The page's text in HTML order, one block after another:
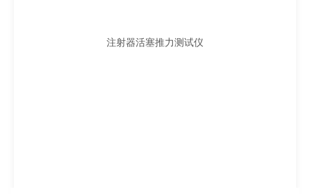
注射器活塞推力测试仪